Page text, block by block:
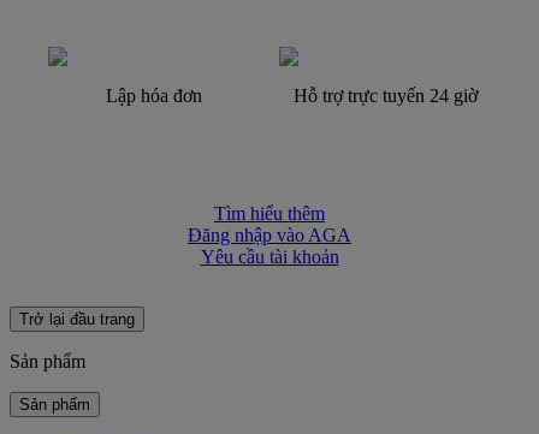
Lập hóa đơn Hỗ trợ trực tuyến 24 giờ
Tìm hiểu thêm
Đăng nhập vào AGA
Yêu cầu tài khoản
Trở lại đầu trang
Sản phẩm
Sản phẩm